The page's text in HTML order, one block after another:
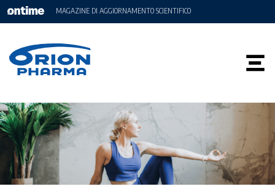
MAGAZINE DI AGGIORNAMENTO SCIENTIFICO